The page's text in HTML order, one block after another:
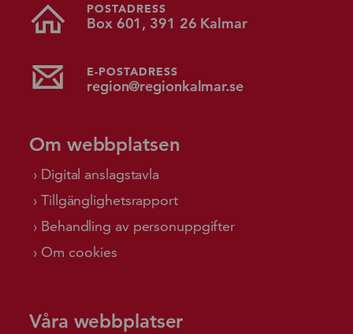
POSTADRESS
Box 601, 391 26 Kalmar
E-POSTADRESS
region@regionkalmar.se
Om webbplatsen
Digital anslagstavla
Tillgänglighetsrapport
Behandling av personuppgifter
Om cookies
Våra webbplatser